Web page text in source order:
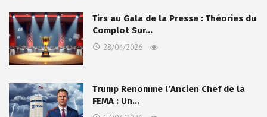
Tirs au Gala de la Presse : Théories du
Complot Sur…
28/04/2026
Trump Renomme l’Ancien Chef de la
FEMA : Un…